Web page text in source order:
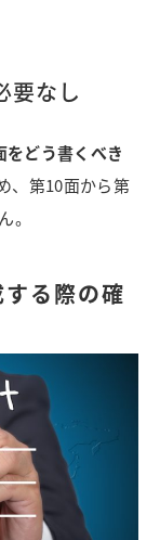
要なし
どう書くべき
、第10面から第
。
る際の確